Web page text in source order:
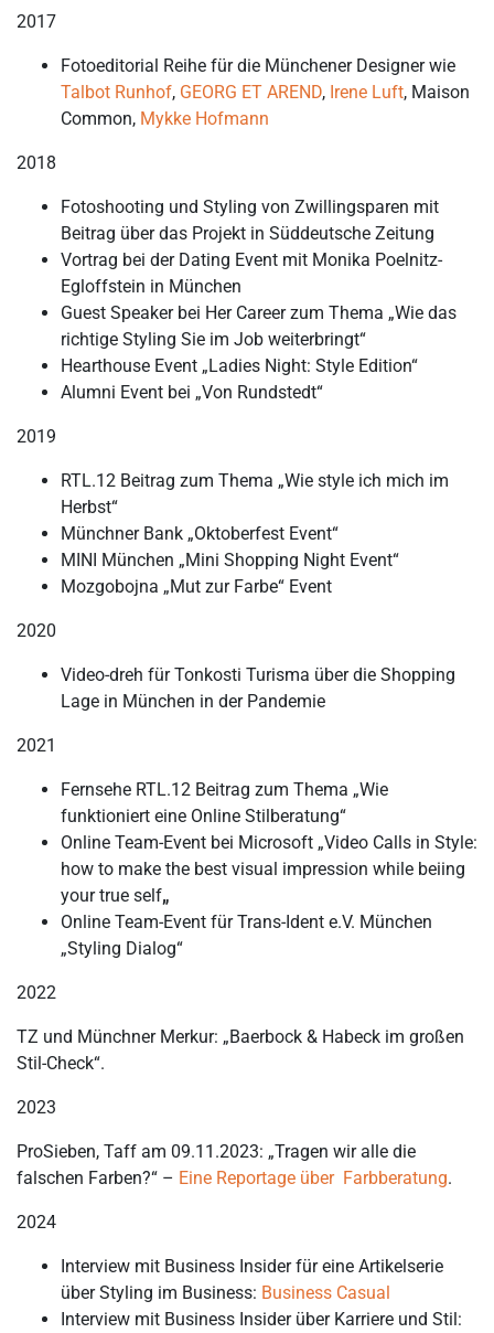
2017
Fotoeditorial Reihe für die Münchener Designer wie
Talbot Runhof, GEORG ET AREND, Irene Luft, Maison
Common, Mykke Hofmann
2018
Fotoshooting und Styling von Zwillingsparen mit
Beitrag über das Projekt in Süddeutsche Zeitung
Vortrag bei der Dating Event mit Monika Poelnitz-
Egloffstein in München
Guest Speaker bei Her Career zum Thema „Wie das
richtige Styling Sie im Job weiterbringt“
Hearthouse Event „Ladies Night: Style Edition“
Alumni Event bei „Von Rundstedt“
2019
RTL.12 Beitrag zum Thema „Wie style ich mich im
Herbst“
Münchner Bank „Oktoberfest Event“
MINI München „Mini Shopping Night Event“
Mozgobojna „Mut zur Farbe“ Event
2020
Video-dreh für Tonkosti Turisma über die Shopping
Lage in München in der Pandemie
2021
Fernsehe RTL.12 Beitrag zum Thema „Wie
funktioniert eine Online Stilberatung“
Online Team-Event bei Microsoft „Video Calls in Style:
how to make the best visual impression while beiing
your true self„
Online Team-Event für Trans-Ident e.V. München
„Styling Dialog“
2022
TZ und Münchner Merkur: „Baerbock & Habeck im großen
Stil-Check“.
2023
ProSieben, Taff am 09.11.2023: „Tragen wir alle die
falschen Farben?“ – Eine Reportage über Farbberatung.
2024
Interview mit Business Insider für eine Artikelserie
über Styling im Business: Business Casual
Interview mit Business Insider über Karriere und Stil: